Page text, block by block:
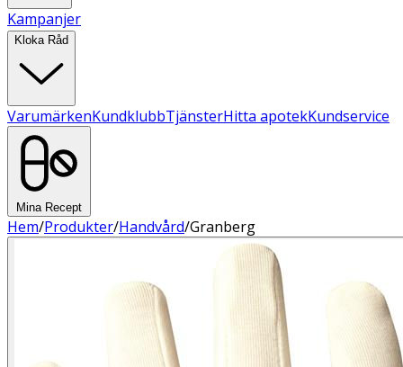
Kampanjer
Kloka Råd
VarumärkenKundklubbTjänsterHitta apotekKundservice
Mina Recept
Hem/Produkter/Handvård/Granberg